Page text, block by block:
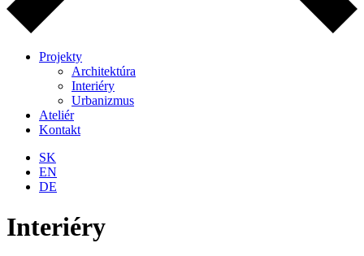
Projekty
Architektúra
Interiéry
Urbanizmus
Ateliér
Kontakt
SK
EN
DE
Interiéry